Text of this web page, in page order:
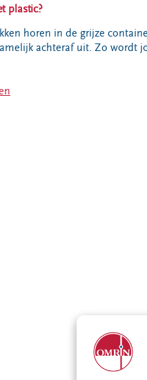
VeeIgestelde
Pers
plastic?
horen in de grijze
achteraf uit. Zo wordt